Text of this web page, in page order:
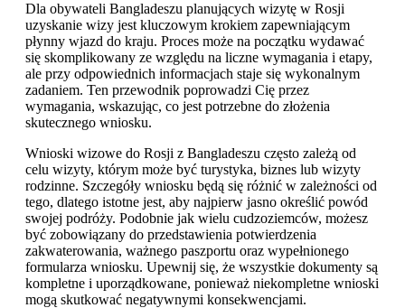
Dla obywateli Bangladeszu planujących wizytę w Rosji
uzyskanie wizy jest kluczowym krokiem zapewniającym
płynny wjazd do kraju. Proces może na początku wydawać
się skomplikowany ze względu na liczne wymagania i etapy,
ale przy odpowiednich informacjach staje się wykonalnym
zadaniem. Ten przewodnik poprowadzi Cię przez
wymagania, wskazując, co jest potrzebne do złożenia
skutecznego wniosku.
Wnioski wizowe do Rosji z Bangladeszu często zależą od
celu wizyty, którym może być turystyka, biznes lub wizyty
rodzinne. Szczegóły wniosku będą się różnić w zależności od
tego, dlatego istotne jest, aby najpierw jasno określić powód
swojej podróży. Podobnie jak wielu cudzoziemców, możesz
być zobowiązany do przedstawienia potwierdzenia
zakwaterowania, ważnego paszportu oraz wypełnionego
formularza wniosku. Upewnij się, że wszystkie dokumenty są
kompletne i uporządkowane, ponieważ niekompletne wnioski
mogą skutkować negatywnymi konsekwencjami.